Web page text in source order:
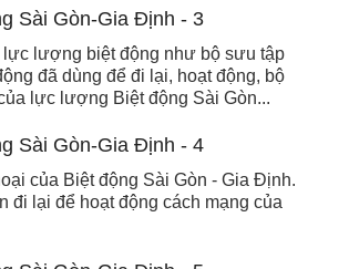
lực lượng biệt động như bộ sưu tập
đã dùng để đi lại, hoạt động, bộ
lực lượng Biệt động Sài Gòn...
của Biệt động Sài Gòn - Gia Định.
đi lại để hoạt động cách mạng của